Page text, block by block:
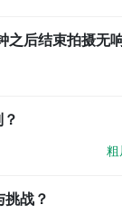
之后结束拍摄无
粗
战？